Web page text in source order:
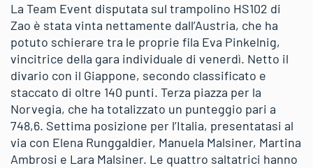
La Team Event disputata sul trampolino HS102 di
Zao è stata vinta nettamente dall’Austria, che ha
potuto schierare tra le proprie fila Eva Pinkelnig,
vincitrice della gara individuale di venerdì. Netto il
divario con il Giappone, secondo classificato e
staccato di oltre 140 punti. Terza piazza per la
Norvegia, che ha totalizzato un punteggio pari a
748,6. Settima posizione per l’Italia, presentatasi al
via con Elena Runggaldier, Manuela Malsiner, Martina
Ambrosi e Lara Malsiner. Le quattro saltatrici hanno